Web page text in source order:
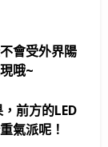
會受外界陽
哦~
前方的LED
氣派呢！